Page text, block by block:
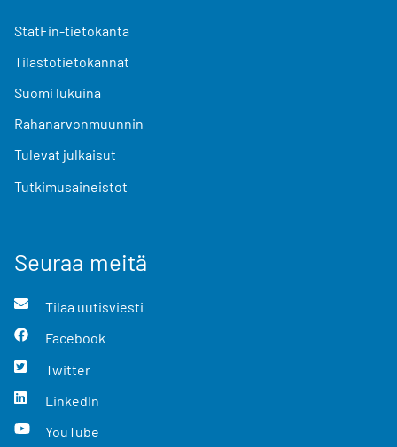
StatFin-tietokanta
Tilastotietokannat
Suomi lukuina
Rahanarvonmuunnin
Tulevat julkaisut
Tutkimusaineistot
Seuraa meitä
Tilaa uutisviesti
Facebook
Twitter
LinkedIn
YouTube